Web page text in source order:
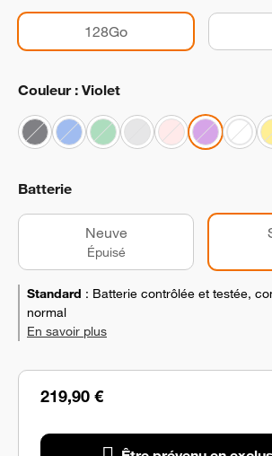
219,90 €
128Go
Couleur : Violet
Batterie
Neuve
Épuisé
Standard : Batterie contrôlée et testée,
normal
En savoir plus